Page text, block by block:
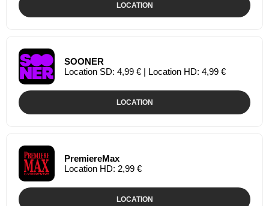
LOCATION
SOONER
Location SD: 4,99 € | Location HD: 4,99 €
LOCATION
PremiereMax
Location HD: 2,99 €
LOCATION